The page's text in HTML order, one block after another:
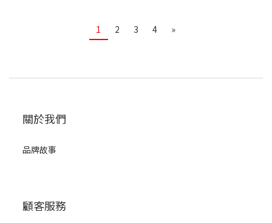
1 2 3 4 »
關於我們
品牌故事
顧客服務